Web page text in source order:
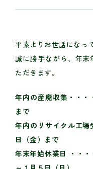
平素よりお世話になっ
誠に勝手ながら、年
ただきます。
年内の産廃収集・・・
まで
年内のリサイクル工場
日（金）ま
年末年始休業日 ・・・